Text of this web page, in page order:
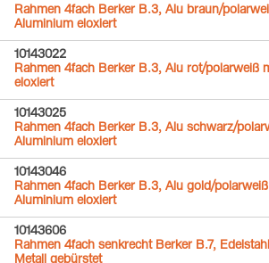
Rahmen 4fach Berker B.3, Alu braun/
Aluminium eloxiert
10143022
Rahmen 4fach Berker B.3, Alu rot/polarweiß
eloxiert
10143025
Rahmen 4fach Berker B.3, Alu schwarz/
Aluminium eloxiert
10143046
Rahmen 4fach Berker B.3, Alu gold/
Aluminium eloxiert
10143606
Rahmen 4fach senkrecht Berker B.7,
Metall gebürstet